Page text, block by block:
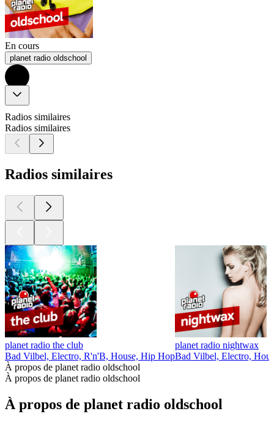
En cours
planet radio oldschool
Radios similaires
Radios similaires
Radios similaires
planet radio the club
Bad Vilbel, Electro, R'n'B, House, Hip Hop
planet radio nightwax
Bad Vilbel, Electro,
À propos de planet radio oldschool
À propos de planet radio oldschool
À propos de planet radio oldschool